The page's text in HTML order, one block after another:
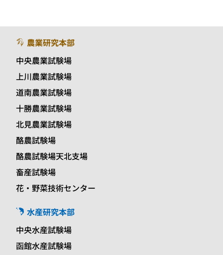
農業研究本部
中央農業試験場
上川農業試験場
道南農業試験場
十勝農業試験場
北見農業試験場
酪農試験場
酪農試験場天北支場
畜産試験場
花・野菜技術センター
水産研究本部
中央水産試験場
函館水産試験場